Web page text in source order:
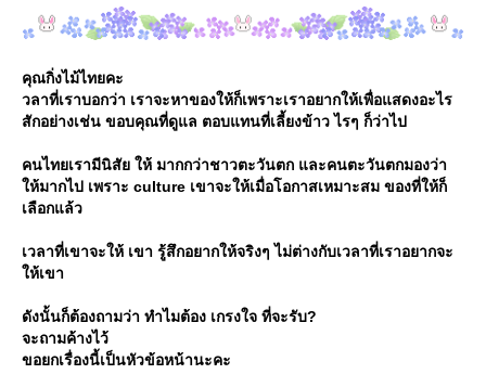
คุณกิ่งไม้ไทยคะ
วลาที่เราบอกว่า เราจะหาของให้ก็เพราะเราอยากให้เพื่อแสดงอะไร
สักอย่างเช่น ขอบคุณที่ดูแล ตอบแทนที่เลี้ยงข้าว ไรๆ ก็ว่าไป
คนไทยเรามีนิสัย ให้ มากกว่าชาวตะวันตก และคนตะวันตกมองว่า
ห้มากไป เพราะ culture เขาจะให้เมื่อโอกาสเหมาะสม ของที่ให้ก็
เลือกแล้ว
เวลาที่เขาจะให้ เขา รู้สึกอยากให้จริงๆ ไม่ต่างกับเวลาที่เราอยากจะ
ห้เขา
ดังนั้นก็ต้องถามว่า ทำไมต้อง เกรงใจ ที่จะรับ?
จะถามค้างไว้
ขอยกเรื่องนี้เป็นหัวข้อหน้านะคะ